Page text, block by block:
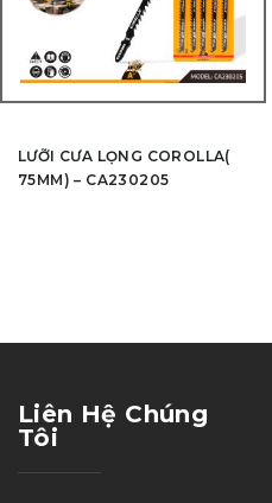
LƯỠI CƯA LỌNG COROLLA(
75MM) – CA230205
Liên Hệ Chúng
Tôi